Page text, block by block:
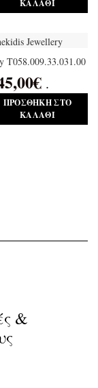
ΚΑΛΆΘΙ
T058.009.33.031.00
€ .
ΠΡΟΣΘΉΚΗ ΣΤΟ
ΚΑΛΆΘΙ
&